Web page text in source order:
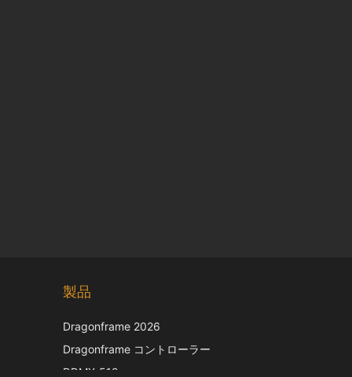
製品
Dragonframe 2026
Dragonframe コントローラー
DDMX-512